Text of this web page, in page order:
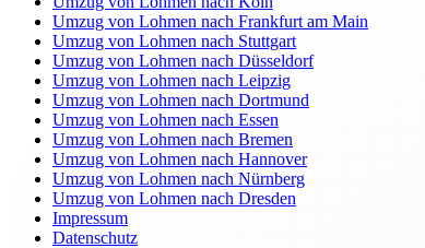
Umzug von Lohmen nach Frankfurt am Main
Umzug von Lohmen nach Stuttgart
Umzug von Lohmen nach Düsseldorf
Umzug von Lohmen nach Leipzig
Umzug von Lohmen nach Dortmund
Umzug von Lohmen nach Essen
Umzug von Lohmen nach Bremen
Umzug von Lohmen nach Hannover
Umzug von Lohmen nach Nürnberg
Umzug von Lohmen nach Dresden
Impressum
Datenschutz